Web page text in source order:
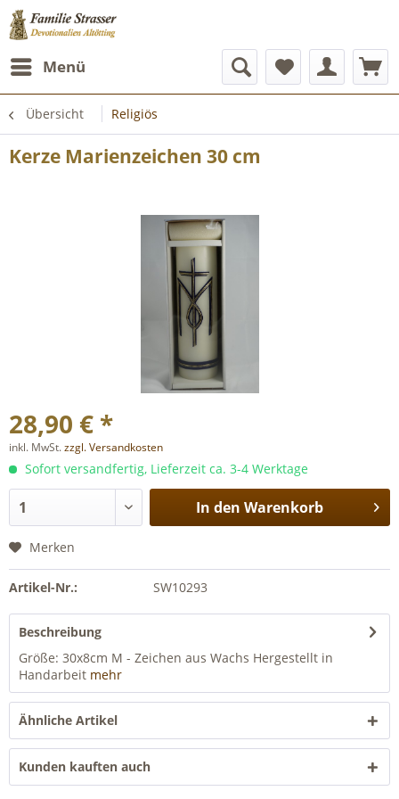
Menü
Übersicht Religiös
Kerze Marienzeichen 30 cm
28,90 € *
inkl. MwSt.zzgl. Versandkosten
Sofort versandfertig, Lieferzeit ca. 3-4 Werktage
In den Warenkorb
Merken
Artikel-Nr.: SW10293
Beschreibung
Größe: 30x8cm M - Zeichen aus Wachs Hergestellt in
Handarbeit mehr
Ähnliche Artikel
Kunden kauften auch